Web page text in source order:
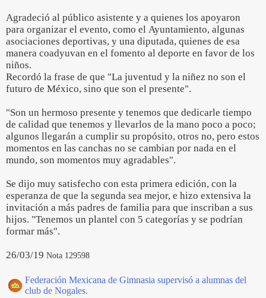
Agradeció al público asistente y a quienes los apoyaron
para organizar el evento, como el Ayuntamiento, algunas
asociaciones deportivas, y una diputada, quienes de esa
manera coadyuvan en el fomento al deporte en favor de los
niños.
Recordó la frase de que "La juventud y la niñez no son el
futuro de México, sino que son el presente".
"Son un hermoso presente y tenemos que dedicarle tiempo
de calidad que tenemos y llevarlos de la mano poco a poco;
algunos llegarán a cumplir su propósito, otros no, pero estos
momentos en las canchas no se cambian por nada en el
mundo, son momentos muy agradables".
Se dijo muy satisfecho con esta primera edición, con la
esperanza de que la segunda sea mejor, e hizo extensiva la
invitación a más padres de familia para que inscriban a sus
hijos. "Tenemos un plantel con 5 categorías y se podrían
formar más".
26/03/19 Nota 129598
Federación Mexicana de Gimnasia supervisó a alumnas del
club de Nogales.